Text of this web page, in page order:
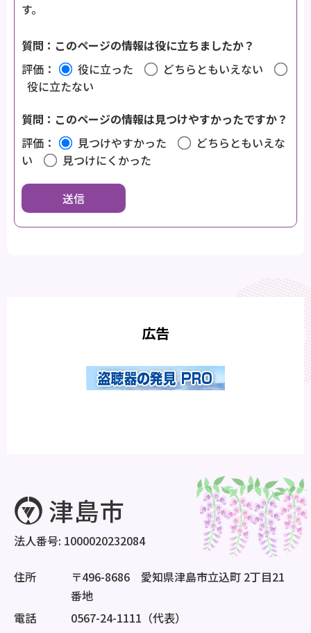
す。
質問：このページの情報は役に立ちましたか？
評価：
役に立った
どちらともいえない
役に立たない
質問：このページの情報は見つけやすかったですか？
評価：
見つけやすかった
どちらともいえな
い
見つけにくかった
広告
法人番号: 1000020232084
住所
〒496-8686 愛知県津島市立込町 2丁目21
番地
電話
0567-24-1111（代表）